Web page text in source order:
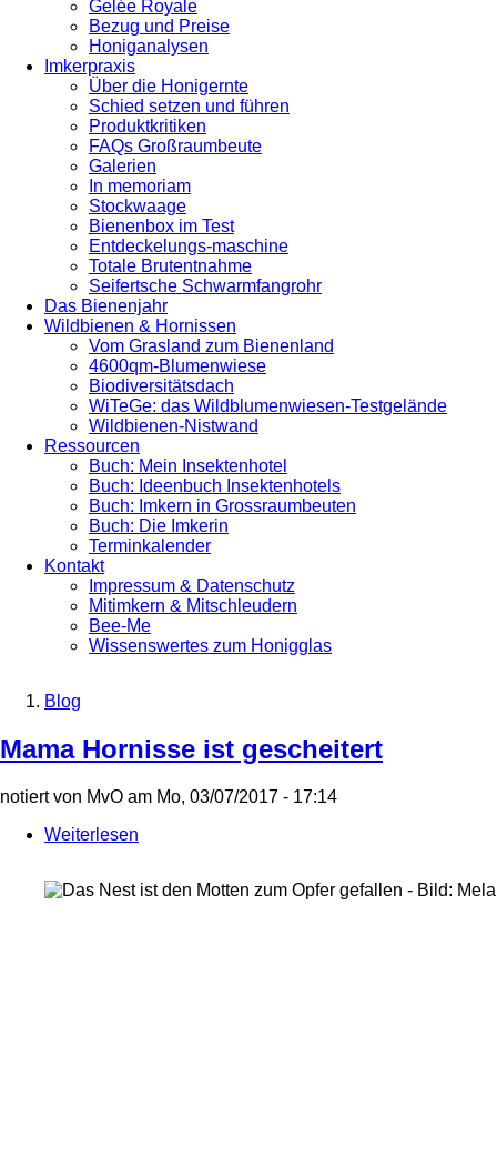
Gelée Royale
Bezug und Preise
Honiganalysen
Imkerpraxis
Über die Honigernte
Schied setzen und führen
Produktkritiken
FAQs Großraumbeute
Galerien
In memoriam
Stockwaage
Bienenbox im Test
Entdeckelungs-maschine
Totale Brutentnahme
Seifertsche Schwarmfangrohr
Das Bienenjahr
Wildbienen & Hornissen
Vom Grasland zum Bienenland
4600qm-Blumenwiese
Biodiversitätsdach
WiTeGe: das Wildblumenwiesen-Testgelände
Wildbienen-Nistwand
Ressourcen
Buch: Mein Insektenhotel
Buch: Ideenbuch Insektenhotels
Buch: Imkern in Grossraumbeuten
Buch: Die Imkerin
Terminkalender
Kontakt
Impressum & Datenschutz
Mitimkern & Mitschleudern
Bee-Me
Wissenswertes zum Honigglas
Blog
Mama Hornisse ist gescheitert
notiert von MvO am Mo, 03/07/2017 - 17:14
Weiterlesen
ist